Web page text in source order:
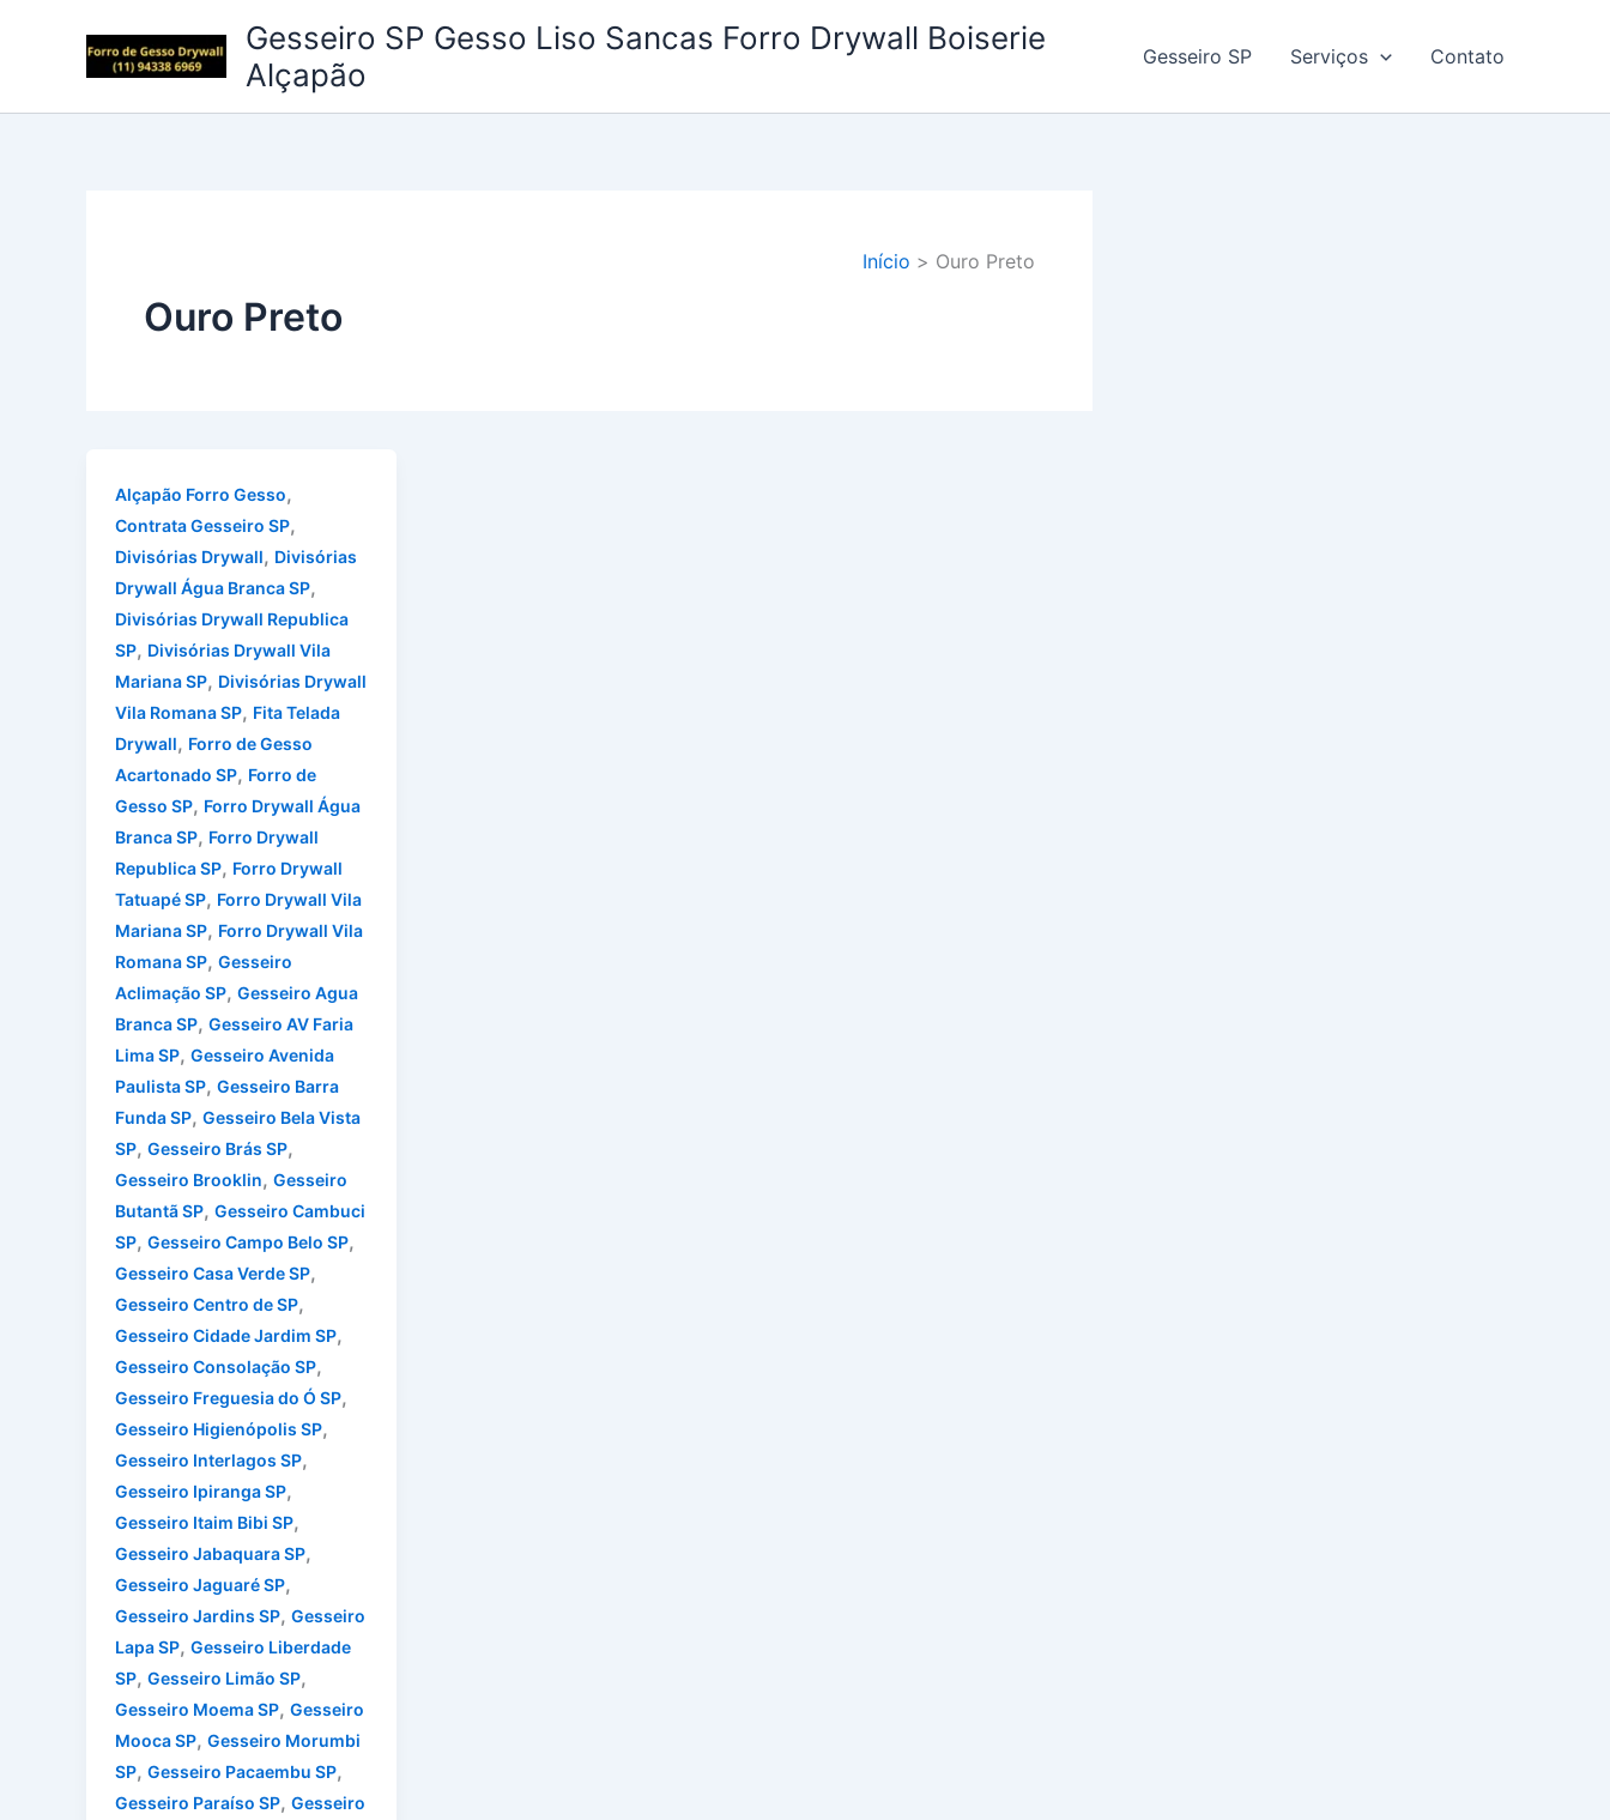
conteúdo
Gesseiro SP Gesso Liso Sancas Forro Drywall Boiserie
Alçapão
Gesseiro SP Serviços Contato
Início Ouro Preto
Ouro Preto
Alçapão Forro Gesso,
Contrata Gesseiro SP,
Divisórias Drywall, Divisórias
Drywall Água Branca SP,
Divisórias Drywall Republica
SP, Divisórias Drywall Vila
Mariana SP, Divisórias Drywall
Vila Romana SP, Fita Telada
Drywall, Forro de Gesso
Acartonado SP, Forro de
Gesso SP, Forro Drywall Água
Branca SP, Forro Drywall
Republica SP, Forro Drywall
Tatuapé SP, Forro Drywall Vila
Mariana SP, Forro Drywall Vila
Romana SP, Gesseiro
Aclimação SP, Gesseiro Agua
Branca SP, Gesseiro AV Faria
Lima SP, Gesseiro Avenida
Paulista SP, Gesseiro Barra
Funda SP, Gesseiro Bela Vista
SP, Gesseiro Brás SP,
Gesseiro Brooklin, Gesseiro
Butantã SP, Gesseiro Cambuci
SP, Gesseiro Campo Belo SP,
Gesseiro Casa Verde SP,
Gesseiro Centro de SP,
Gesseiro Cidade Jardim SP,
Gesseiro Consolação SP,
Gesseiro Freguesia do Ó SP,
Gesseiro Higienópolis SP,
Gesseiro Interlagos SP,
Gesseiro Ipiranga SP,
Gesseiro Itaim Bibi SP,
Gesseiro Jabaquara SP,
Gesseiro Jaguaré SP,
Gesseiro Jardins SP, Gesseiro
Lapa SP, Gesseiro Liberdade
SP, Gesseiro Limão SP,
Gesseiro Moema SP, Gesseiro
Mooca SP, Gesseiro Morumbi
SP, Gesseiro Pacaembu SP,
Gesseiro Paraíso SP, Gesseiro